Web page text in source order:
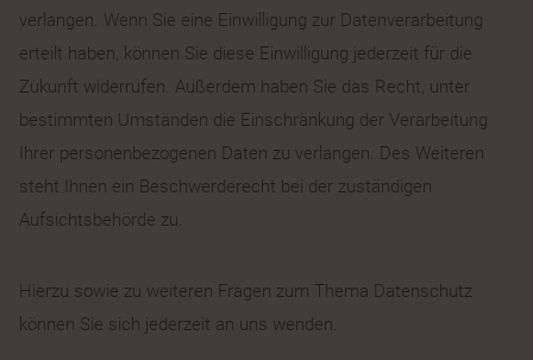
verlangen. Wenn Sie eine Einwilligung zur Datenverarbeitung
erteilt haben, können Sie diese Einwilligung jederzeit für die
Zukunft widerrufen. Außerdem haben Sie das Recht, unter
bestimmten Umständen die Einschränkung der Verarbeitung
Ihrer personenbezogenen Daten zu verlangen. Des Weiteren
steht Ihnen ein Beschwerderecht bei der zuständigen
Aufsichtsbehörde zu.
Hierzu sowie zu weiteren Fragen zum Thema Datenschutz
können Sie sich jederzeit an uns wenden.